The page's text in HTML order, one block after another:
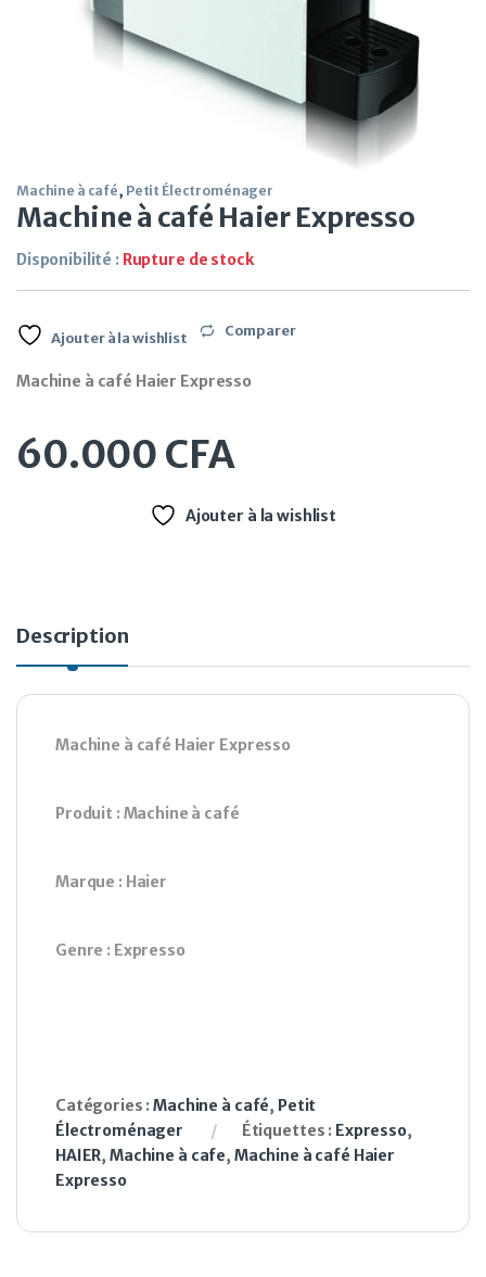
Machine à café, Petit Électroménager
Machine à café Haier Expresso
Disponibilité : Rupture de stock
Ajouter à la wishlist Comparer
Machine à café Haier Expresso
60.000 CFA
Ajouter à la wishlist
Description
Machine à café Haier Expresso
Produit : Machine à café
Marque : Haier
Genre : Expresso
Catégories :Machine à café, Petit
Électroménager
Étiquettes : Expresso,
HAIER,Machine à cafe, Machine à café Haier
Expresso